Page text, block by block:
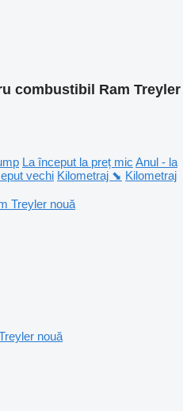
combustibil Ram Treyler
La început la preț mic Anul - la
vechi Kilometraj ⬊ Kilometraj
nouă